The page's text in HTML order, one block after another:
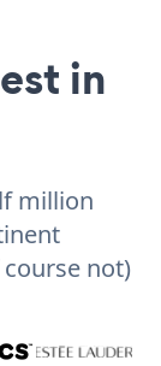
in
million
not)